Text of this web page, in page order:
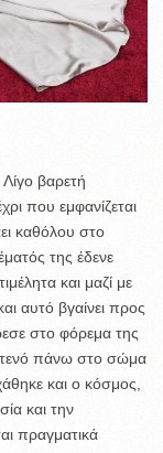
βαρετή
που εμφανίζεται
καθόλου στο
της έδενε
και μαζί με
αυτό βγαίνει προς
στο φόρεμα της
στενό πάνω στο σώμα
και ο κόσμος,
και την
πραγματικά